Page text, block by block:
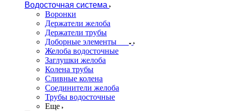
Водосточная система
Воронки
Держатели желоба
Держатели трубы
Доборные элементы
Желоба водосточные
Заглушки желоба
Колена трубы
Сливные колена
Соединители желоба
Трубы водосточные
Еще